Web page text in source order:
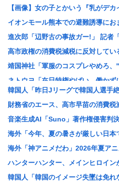
【画像】女の子とかいう『乳がデ
イオンモール熊本での避難誘導に
進次郎「辺野古の事故ガー!」 記者
高市政権の消費税減税に反対して
靖国神社「軍服のコスプレやめろ、
ネトウヨ「在日特権やばい。働かず
【重要指名手配】八田與一容疑者、
小野田大臣、「元々おまえも外国
中国「日本は原爆被害者の立場で同
【速報】USスチール、1800億円の
【悲報】 週刊誌、好き放題書きま
【画像】例の美人すぎるおにぎり屋
韓国人「昨日Jリーグで韓国人選手
財務省のエース、高市早苗の消費
音楽生成AI「Suno」著作権侵害判
海外「今年、夏の暑さが厳しい日
海外「神アニメだわ」2026年夏ア
ハンターハンター、メインヒロイン
韓国人「韓国のイメージ失墜は免